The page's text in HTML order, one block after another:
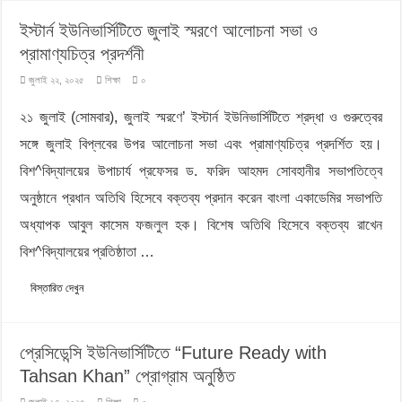
ইস্টার্ন ইউনিভার্সিটিতে জুলাই স্মরণে আলোচনা সভা ও
প্রামাণ্যচিত্র প্রদর্শনী
জুলাই ২২, ২০২৫ শিক্ষা ০
২১ জুলাই (সোমবার), জুলাই স্মরণে’ ইস্টার্ন ইউনিভার্সিটিতে শ্রদ্ধা ও গুরুত্বের
সঙ্গে জুলাই বিপ্লবের উপর আলোচনা সভা এবং প্রামাণ্যচিত্র প্রদর্শিত হয়।
বিশ^বিদ্যালয়ের উপাচার্য প্রফেসর ড. ফরিদ আহমদ সোবহানীর সভাপতিত্বে
অনুষ্ঠানে প্রধান অতিথি হিসেবে বক্তব্য প্রদান করেন বাংলা একাডেমির সভাপতি
অধ্যাপক আবুল কাসেম ফজলুল হক। বিশেষ অতিথি হিসেবে বক্তব্য রাখেন
বিশ^বিদ্যালয়ের প্রতিষ্ঠাতা …
বিস্তারিত দেখুন
প্রেসিডেন্সি ইউনিভার্সিটিতে “Future Ready with
Tahsan Khan” প্রোগ্রাম অনুষ্ঠিত